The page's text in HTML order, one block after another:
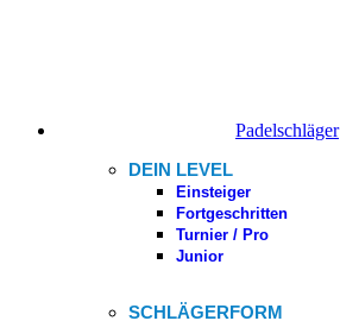
Padelschläger
DEIN LEVEL
Einsteiger
Fortgeschritten
Turnier / Pro
Junior
SCHLÄGERFORM